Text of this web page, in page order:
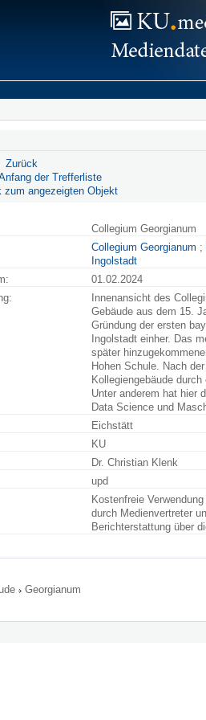
Zurück
der Trefferliste
zum angezeigten Objekt
Collegium Georgianum
Collegium Georgianum ;
Ingolstadt
01.02.2024
Innenansicht des
Gebäude aus dem 15.
Gründung der ersten
Ingolstadt einher. Das
später
Hohen Schule. Nach
Kollegiengebäude
Unter anderem hat hier
Data Science und
Eichstätt
KU
Dr. Christian Klenk
upd
Kostenfreie
durch Medienvertreter
Berichterstattung über
Georgianum